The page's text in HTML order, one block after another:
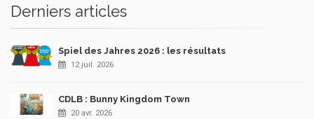
Derniers articles
Spiel des Jahres 2026 : les résultats
12 juil. 2026
CDLB : Bunny Kingdom Town
20 avr. 2026